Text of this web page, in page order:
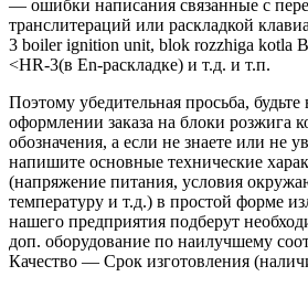
— ошибки написания связанные с
транслитераций или раскладкой
3 boiler ignition unit, blok rozzhiga kotla
<HR-3(в En-раскладке) и т.д. и т.п.
Поэтому убедительная просьба,
оформлении заказа на блоки розжига
обозначения, а если не знаете или не
напишите основные технические
(напряжение питания, условия
температуру и т.д.) в простой форме
нашего предприятия подберут
доп. оборудование по наилучшему
Качество — Срок изготовления